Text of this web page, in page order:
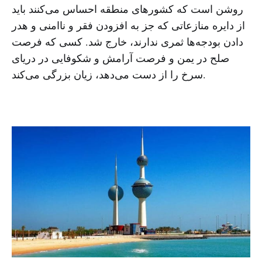
روشن است که کشورهای منطقه احساس می‌کنند باید
از دایره منازعاتی که جز به افزودن فقر و ناامنی و هدر
دادن بودجه‌ها ثمری ندارند، خارج شد. کسی که فرصت
صلح در یمن و فرصت آرامش و شکوفایی در دریای
سرخ را از دست می‌دهد، زیان بزرگی می‌کند.